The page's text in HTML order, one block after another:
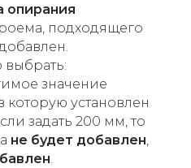
опирания
подходящего
выбрать:
значение
которую установлен
задать 200 мм, то
не будет добавлен